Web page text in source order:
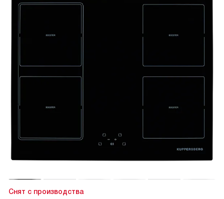
Снят с производства